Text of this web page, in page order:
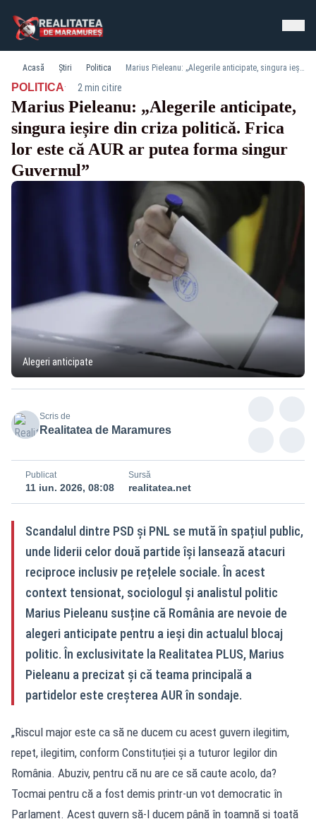
Acasă Știri Politica Marius Pieleanu: „Alegerile anticipate, singura ieșire din criza politică. Frica lor este că AUR ar putea forma singur Guvernul”
POLITICA· 2 min citire
Marius Pieleanu: „Alegerile anticipate,
singura ieșire din criza politică. Frica
lor este că AUR ar putea forma singur
Guvernul”
Alegeri anticipate
Scris de
Realitatea de Maramures
Publicat
11 iun. 2026, 08:08
Sursă
realitatea.net
Scandalul dintre PSD și PNL se mută în spațiul public,
unde liderii celor două partide își lansează atacuri
reciproce inclusiv pe rețelele sociale. În acest
context tensionat, sociologul și analistul politic
Marius Pieleanu susține că România are nevoie de
alegeri anticipate pentru a ieși din actualul blocaj
politic. În exclusivitate la Realitatea PLUS, Marius
Pieleanu a precizat și că teama principală a
partidelor este creșterea AUR în sondaje.
„Riscul major este ca să ne ducem cu acest guvern ilegitim,
repet, ilegitim, conform Constituției și a tuturor legilor din
România. Abuziv, pentru că nu are ce să caute acolo, da?
Tocmai pentru că a fost demis printr-un vot democratic în
Parlament. Acest guvern să-l ducem până în toamnă și toată